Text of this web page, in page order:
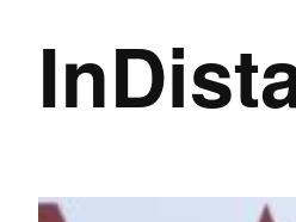
In